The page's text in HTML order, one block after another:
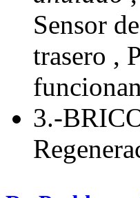
Sensor
trasero ,
3.-